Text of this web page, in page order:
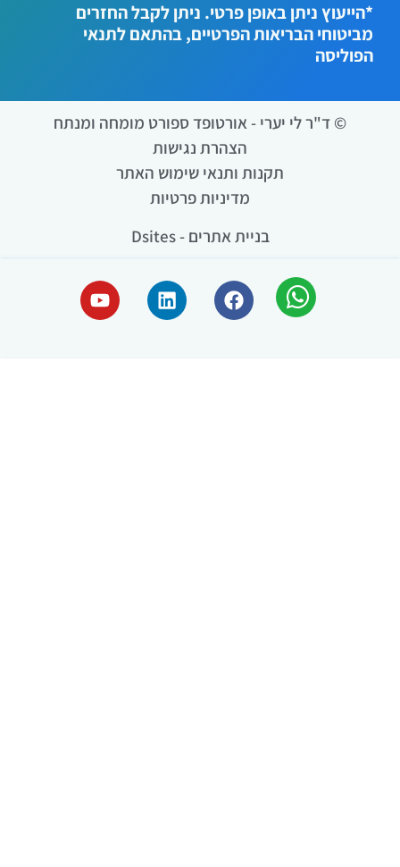
*הייעוץ ניתן באופן פרטי. ניתן לקבל החזרים
מביטוחי הבריאות הפרטיים, בהתאם לתנאי
הפוליסה
© ד"ר לי יערי - אורטופד ספורט מומחה ומנתח
הצהרת נגישות
תקנות ותנאי שימוש האתר
מדיניות פרטיות
בניית אתרים - Dsites